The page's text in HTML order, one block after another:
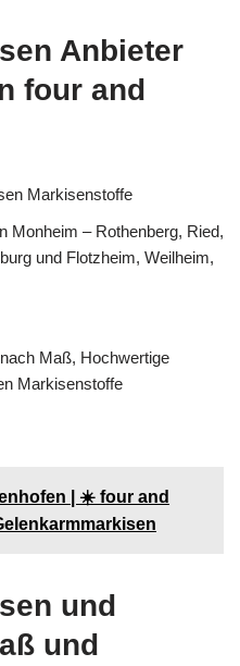
Anbieter
four and
Markisenstoffe
Monheim – Rothenberg, Ried,
und Flotzheim, Weilheim,
Maß, Hochwertige
Markisenstoffe
| ☀️ four and
und
und